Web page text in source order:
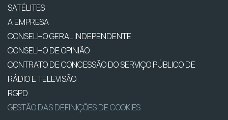
SATÉLITES
A EMPRESA
CONSELHO GERAL INDEPENDENTE
CONSELHO DE OPINIÃO
CONTRATO DE CONCESSÃO DO SERVIÇO PÚBLICO DE
RÁDIO E TELEVISÃO
RGPD
GESTÃO DAS DEFINIÇÕES DE COOKIES